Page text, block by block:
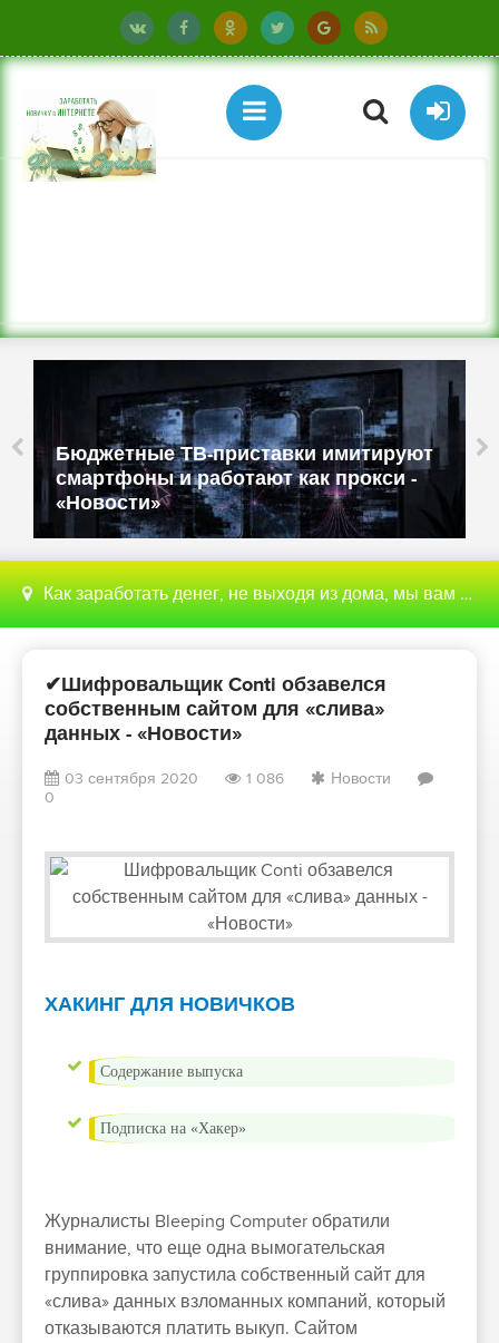
Бюджетные ТВ-приставки имитируют
смартфоны и работают как прокси -
«Новости»
Как заработать денег, не выходя из дома, мы вам поможем с этим разобраться
✔Шифровальщик Conti обзавелся
собственным сайтом для «слива»
данных - «Новости»
03 сентября 2020 1 086
Новости
0
ХАКИНГ ДЛЯ НОВИЧКОВ
Содержание выпуска
Подписка на «Хакер»
Журналисты Bleeping Computer обратили
внимание, что еще одна вымогательская
группировка запустила собственный сайт для
«слива» данных взломанных компаний, который
отказываются платить выкуп. Сайтом